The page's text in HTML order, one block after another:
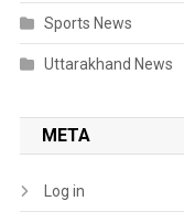
Sports News
Uttarakhand News
META
Log in